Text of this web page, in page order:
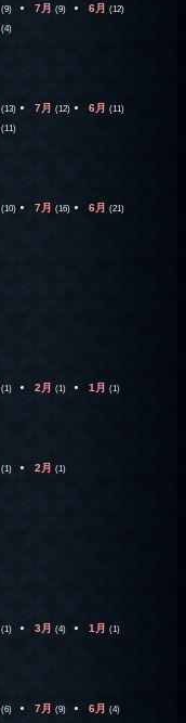
(9) 7月 (9) 6月 (12)
(4)
(13) 7月 (12) 6月 (11)
(11)
(10) 7月 (16) 6月 (21)
(1) 2月 (1) 1月 (1)
(1) 2月 (1)
(1) 3月 (4) 1月 (1)
(6) 7月 (9) 6月 (4)